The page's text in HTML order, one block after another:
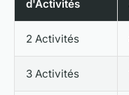
d'Activités
2 Activités
3 Activités